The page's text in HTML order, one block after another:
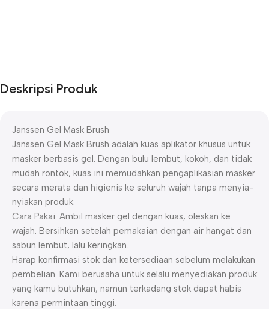
Deskripsi Produk
Janssen Gel Mask Brush
Janssen Gel Mask Brush adalah kuas aplikator khusus untuk
masker berbasis gel. Dengan bulu lembut, kokoh, dan tidak
mudah rontok, kuas ini memudahkan pengaplikasian masker
secara merata dan higienis ke seluruh wajah tanpa menyia-
nyiakan produk.
Cara Pakai: Ambil masker gel dengan kuas, oleskan ke
wajah. Bersihkan setelah pemakaian dengan air hangat dan
sabun lembut, lalu keringkan.
Harap konfirmasi stok dan ketersediaan sebelum melakukan
pembelian. Kami berusaha untuk selalu menyediakan produk
yang kamu butuhkan, namun terkadang stok dapat habis
karena permintaan tinggi.